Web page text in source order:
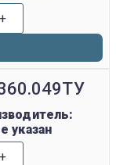
+
указан
+